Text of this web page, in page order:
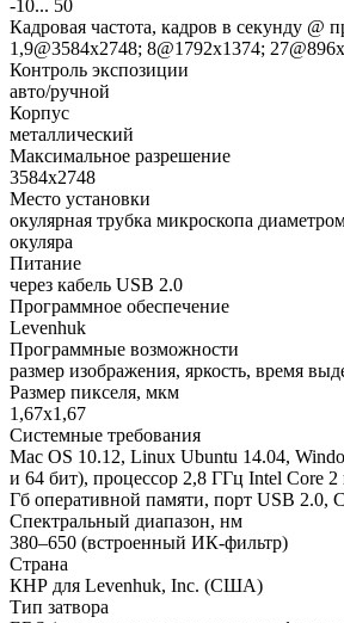
-10... 50
Кадровая частота, кадров в секунду @
1,9@3584x2748; 8@1792x1374;
Контроль экспозиции
авто/ручной
Корпус
металлический
Максимальное разрешение
3584x2748
Место установки
окулярная трубка микроскопа
окуляра
Питание
через кабель USB 2.0
Программное обеспечение
Levenhuk
Программные возможности
размер изображения, яркость, время
Размер пикселя, мкм
1,67x1,67
Системные требования
Mac OS 10.12, Linux Ubuntu 14.04,
и 64 бит), процессор 2,8 ГГц Intel Core
Гб оперативной памяти, порт USB 2.0,
Спектральный диапазон, нм
380–650 (встроенный ИК-фильтр)
Страна
КНР для Levenhuk, Inc. (США)
Тип затвора